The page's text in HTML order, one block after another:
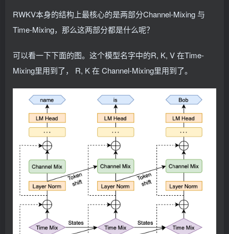
RWKV本身的结构上最核心的是两部分Channel-Mixing 与
Time-Mixing，那么这两部分都是什么呢？
可以看一下下面的图。这个模型名字中的R, K, V 在Time-
Mixing里用到了， R, K 在 Channel-Mixing里用到了。